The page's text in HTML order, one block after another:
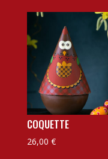
COQUETTE
26,00 €